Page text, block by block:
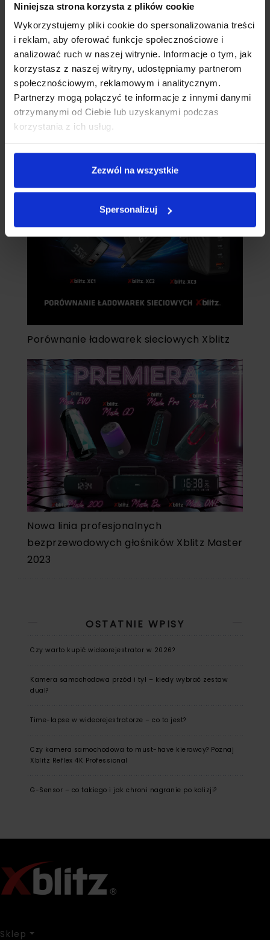
Niniejsza strona korzysta z plików cookie
Wykorzystujemy pliki cookie do spersonalizowania treści
i reklam, aby oferować funkcje społecznościowe i
analizować ruch w naszej witrynie. Informacje o tym, jak
korzystasz z naszej witryny, udostępniamy partnerom
społecznościowym, reklamowym i analitycznym.
Partnerzy mogą połączyć te informacje z innymi danymi
otrzymanymi od Ciebie lub uzyskanymi podczas
korzystania z ich usług.
Zezwól na wszystkie
Spersonalizuj
Xblitz X6 WiFi – dobra kamera
samochodowa w jeszcze lepszej cenie
Porównanie ładowarek sieciowych Xblitz
Nowa linia profesjonalnych
bezprzewodowych głośników Xblitz Master
2023
OSTATNIE WPISY
Czy warto kupić wideorejestrator w 2026?
Kamera samochodowa przód i tył – kiedy wybrać zestaw
dual?
Time-lapse w wideorejestratorze – co to jest?
Czy kamera samochodowa to must-have kierowcy? Poznaj
Xblitz Reflex 4K Professional
G-Sensor – co takiego i jak chroni nagranie po kolizji?
Sklep